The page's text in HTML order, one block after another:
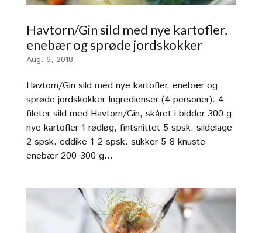
Havtorn/Gin sild med nye kartofler,
enebær og sprøde jordskokker
Aug. 6, 2018
Havtorn/Gin sild med nye kartofler, enebær og
sprøde jordskokker Ingredienser (4 personer): 4
fileter sild med Havtorn/Gin, skåret i bidder 300 g
nye kartofler 1 rødløg, fintsnittet 5 spsk. sildelage
2 spsk. eddike 1-2 spsk. sukker 5-8 knuste
enebær 200-300 g...